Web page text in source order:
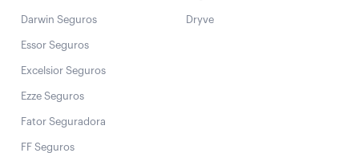
Darwin Seguros
Essor Seguros
Excelsior Seguros
Ezze Seguros
Fator Seguradora
FF Seguros
Dryve